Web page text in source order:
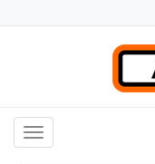
Toggle navigation